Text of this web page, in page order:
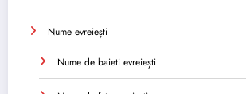
Nume evreiești
Nume de baieti evreiești